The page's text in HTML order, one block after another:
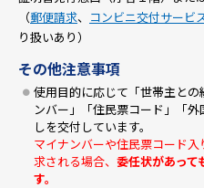
（郵便請求、 コンビニ交付サービ
り扱いあり）
その他注意事項
使用目的に応じて「世帯主と
ンバー」「住民票コード」「
しを交付しています。
マイナンバーや住民票コード
求される場合、 委任状があって
す。